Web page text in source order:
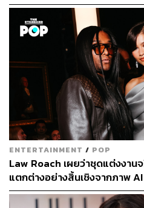
ENTERTAINMENT / POP
Law Roach เผยว่าชุดแต่งงาน
แตกต่างอย่างสิ้นเชิงจากภาพ
ออนไลน์